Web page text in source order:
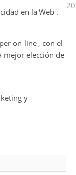
en la Web .
on-line , con el
mejor elección de
y